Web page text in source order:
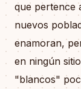
que pertence
nuevos
enamoran,
en ningún
"blancos"